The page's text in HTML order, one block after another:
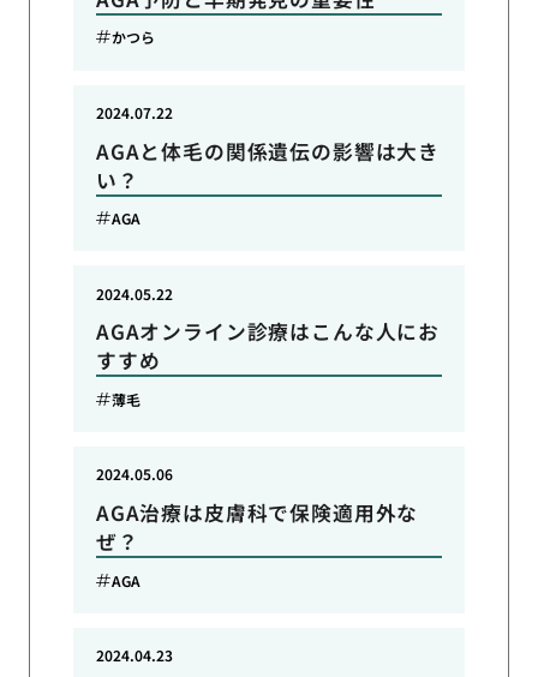
かつら
AGAと体毛の関係遺伝の影響は大き
い？
2024.07.22
AGA
AGAオンライン診療はこんな人にお
すすめ
2024.05.22
薄毛
AGA治療は皮膚科で保険適用外な
ぜ？
2024.05.06
AGA
2024.04.23